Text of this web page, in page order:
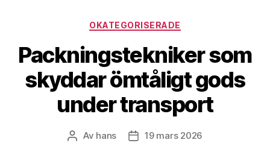
Kategorier
OKATEGORISERADE
Packningstekniker som
skyddar ömtåligt gods
under transport
Inläggsförfattare
Av hans Inläggsdatum
19 mars 2026